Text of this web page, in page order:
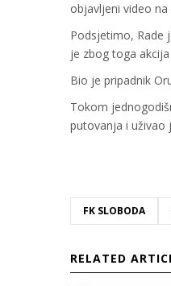
objavljeni video na
Podsjetimo, Rade
je zbog toga
Bio je pripadnik
Tokom
putovanja i uživao
FK SLOBODA
RELATED